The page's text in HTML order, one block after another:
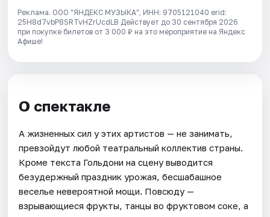
Реклама. ООО "ЯНДЕКС МУЗЫКА", ИНН: 9705121040 erid:
25H8d7vbP8SRTvHZrUcdLB Действует до 30 сентября 2026
при покупке билетов от 3 000 ₽ на это мероприятие на Яндекс
Афише!
О спектакле
А жизненных сил у этих артистов — не занимать,
превзойдут любой театральный коллектив страны.
Кроме текста Гольдони на сцену выводится
безудержный праздник урожая, бесшабашное
веселье невероятной мощи. Повсюду —
взрывающиеся фрукты, танцы во фруктовом соке, а